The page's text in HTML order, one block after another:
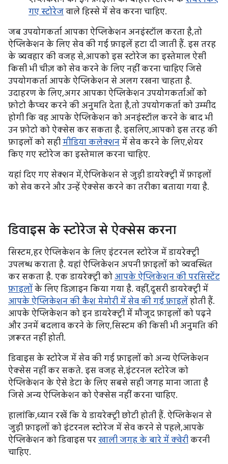
गए स्टोरेज वाले हिस्से में सेव करना चाहिए.
जब उपयोगकर्ता आपका ऐप्लिकेशन अनइंस्टॉल करता है, तो
ऐप्लिकेशन के लिए सेव की गई फ़ाइलें हटा दी जाती हैं. इस तरह
के व्यवहार की वजह से, आपको इस स्टोरेज का इस्तेमाल ऐसी
किसी भी चीज़ को सेव करने के लिए नहीं करना चाहिए जिसे
उपयोगकर्ता आपके ऐप्लिकेशन से अलग रखना चाहता है.
उदाहरण के लिए, अगर आपका ऐप्लिकेशन उपयोगकर्ताओं को
फ़ोटो कैप्चर करने की अनुमति देता है, तो उपयोगकर्ता को उम्मीद
होगी कि वह आपके ऐप्लिकेशन को अनइंस्टॉल करने के बाद भी
उन फ़ोटो को ऐक्सेस कर सकता है. इसलिए, आपको इस तरह की
फ़ाइलों को सही मीडिया कलेक्शन में सेव करने के लिए, शेयर
किए गए स्टोरेज का इस्तेमाल करना चाहिए.
यहां दिए गए सेक्शन में, ऐप्लिकेशन से जुड़ी डायरेक्ट्री में फ़ाइलों
को सेव करने और उन्हें ऐक्सेस करने का तरीका बताया गया है.
डिवाइस के स्टोरेज से ऐक्सेस करना
सिस्टम, हर ऐप्लिकेशन के लिए इंटरनल स्टोरेज में डायरेक्ट्री
उपलब्ध कराता है. यहां ऐप्लिकेशन अपनी फ़ाइलों को व्यवस्थित
कर सकता है. एक डायरेक्ट्री को आपके ऐप्लिकेशन की परसिस्टेंट
फ़ाइलों के लिए डिज़ाइन किया गया है. वहीं, दूसरी डायरेक्ट्री में
आपके ऐप्लिकेशन की कैश मेमोरी में सेव की गई फ़ाइलें होती हैं.
आपके ऐप्लिकेशन को इन डायरेक्ट्री में मौजूद फ़ाइलों को पढ़ने
और उनमें बदलाव करने के लिए, सिस्टम की किसी भी अनुमति की
ज़रूरत नहीं होती.
डिवाइस के स्टोरेज में सेव की गई फ़ाइलों को अन्य ऐप्लिकेशन
ऐक्सेस नहीं कर सकते. इस वजह से, इंटरनल स्टोरेज को
ऐप्लिकेशन के ऐसे डेटा के लिए सबसे सही जगह माना जाता है
जिसे अन्य ऐप्लिकेशन को ऐक्सेस नहीं करना चाहिए.
हालांकि, ध्यान रखें कि ये डायरेक्ट्री छोटी होती हैं. ऐप्लिकेशन से
जुड़ी फ़ाइलों को इंटरनल स्टोरेज में सेव करने से पहले, आपके
ऐप्लिकेशन को डिवाइस पर खाली जगह के बारे में क्वेरी करनी
चाहिए.